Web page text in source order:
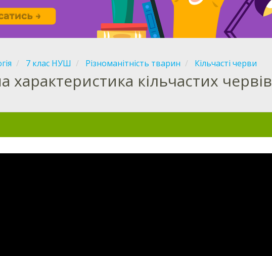
7 клас НУШ Різноманітність тварин Кільчасті черви
характеристика кільчастих червів